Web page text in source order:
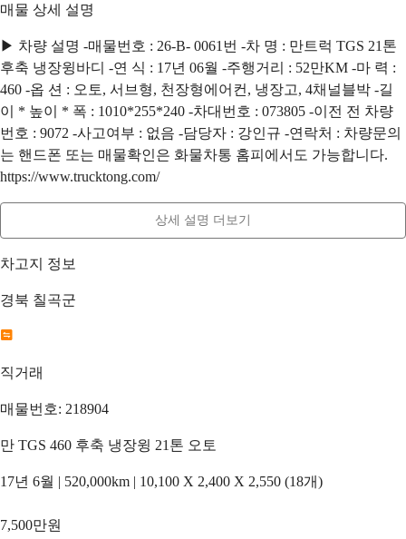
매물 상세 설명
▶ 차량 설명 -매물번호 : 26-B- 0061번 -차 명 : 만트럭 TGS 21톤
후축 냉장윙바디 -연 식 : 17년 06월 -주행거리 : 52만KM -마 력 :
460 -옵 션 : 오토, 서브형, 천장형에어컨, 냉장고, 4채널블박 -길
이 * 높이 * 폭 : 1010*255*240 -차대번호 : 073805 -이전 전 차량
번호 : 9072 -사고여부 : 없음 -담당자 : 강인규 -연락처 : 차량문의
는 핸드폰 또는 매물확인은 화물차통 홈피에서도 가능합니다.
https://www.trucktong.com/
상세 설명 더보기
차고지 정보
경북 칠곡군
직거래
매물번호: 218904
만 TGS 460 후축 냉장윙 21톤 오토
17년 6월 | 520,000km | 10,100 X 2,400 X 2,550 (18개)
7,500만원